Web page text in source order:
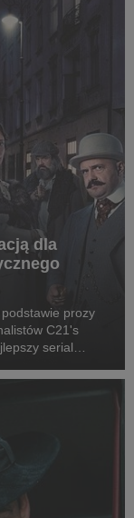
dla
prozy
C21's
serial